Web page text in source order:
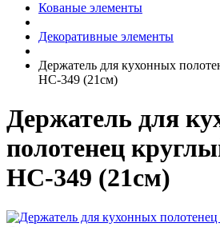
Кованые элементы
Декоративные элементы
Держатель для кухонных
НС-349 (21см)
Держатель для
полотенец
НС-349 (21см)